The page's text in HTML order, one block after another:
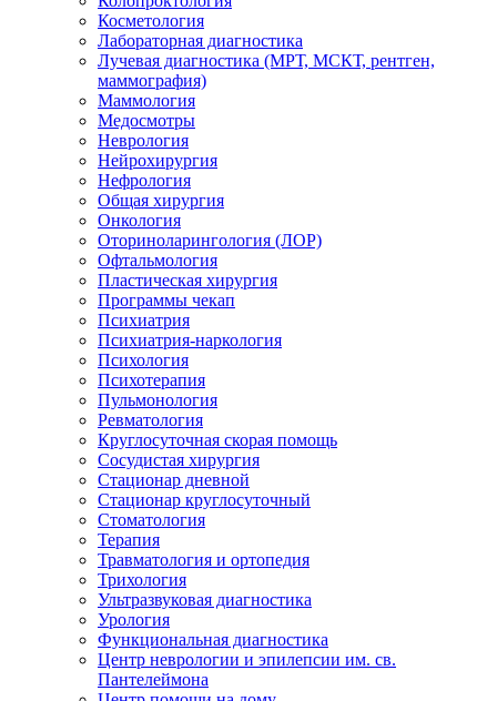
Косметология
Лабораторная диагностика
Лучевая диагностика (МРТ, МСКТ, рентген,
маммография)
Маммология
Медосмотры
Неврология
Нейрохирургия
Нефрология
Общая хирургия
Онкология
Оториноларингология (ЛОР)
Офтальмология
Пластическая хирургия
Программы чекап
Психиатрия
Психиатрия-наркология
Психология
Психотерапия
Пульмонология
Ревматология
Круглосуточная скорая помощь
Сосудистая хирургия
Стационар дневной
Стационар круглосуточный
Стоматология
Терапия
Травматология и ортопедия
Трихология
Ультразвуковая диагностика
Урология
Функциональная диагностика
Центр неврологии и эпилепсии им. св.
Пантелеймона